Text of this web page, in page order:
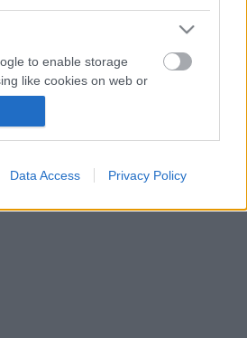
to enable storage
like cookies on web or
apps.
data to be sent to
to enable storage
Data Access Privacy Policy